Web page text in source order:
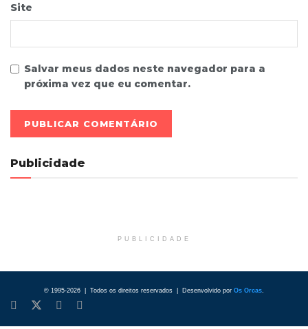
Site
Salvar meus dados neste navegador para a
próxima vez que eu comentar.
Publicidade
PUBLICIDADE
© 1995-2026 | Todos os direitos reservados | Desenvolvido por Os Orcas